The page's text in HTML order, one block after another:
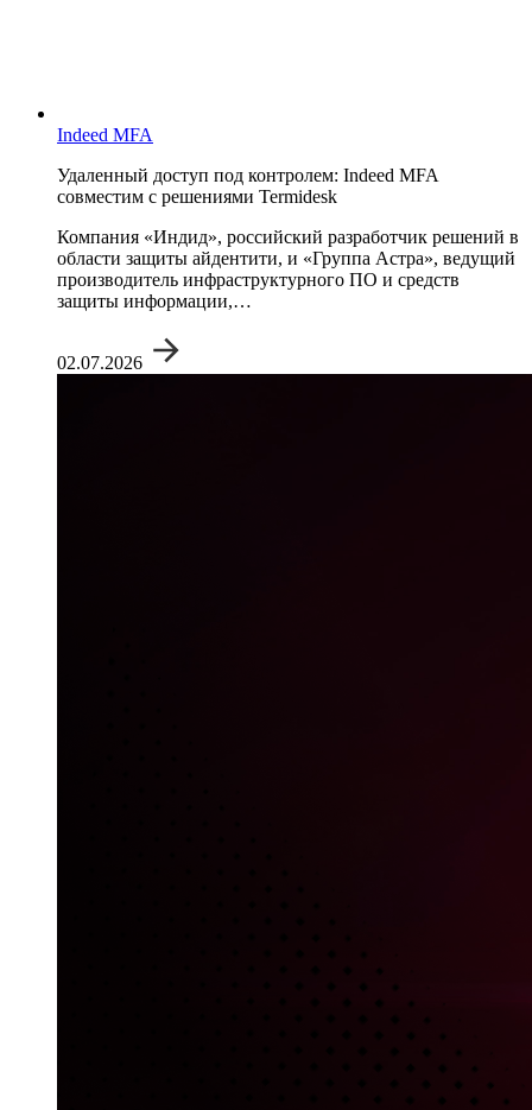
Indeed MFA
Удаленный доступ под контролем: Indeed MFA
совместим с решениями Termidesk
Компания «Индид», российский разработчик решений в
области защиты айдентити, и «Группа Астра», ведущий
производитель инфраструктурного ПО и средств
защиты информации,…
02.07.2026